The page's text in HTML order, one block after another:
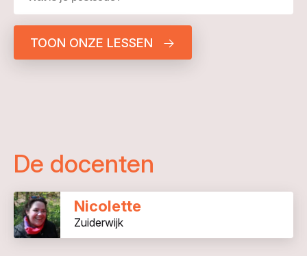
TOON ONZE LESSEN
De docenten
Nicolette
Zuiderwijk